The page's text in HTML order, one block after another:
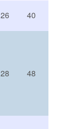
26
40
28 48